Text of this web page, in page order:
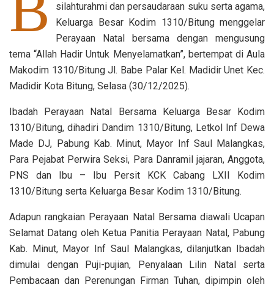
silahturahmi dan persaudaraan suku serta agama,
Keluarga Besar Kodim 1310/Bitung menggelar
Perayaan Natal bersama dengan mengusung
tema “Allah Hadir Untuk Menyelamatkan”, bertempat di Aula
Makodim 1310/Bitung Jl. Babe Palar Kel. Madidir Unet Kec.
Madidir Kota Bitung, Selasa (30/12/2025).
Ibadah Perayaan Natal Bersama Keluarga Besar Kodim
1310/Bitung, dihadiri Dandim 1310/Bitung, Letkol Inf Dewa
Made DJ, Pabung Kab. Minut, Mayor Inf Saul Malangkas,
Para Pejabat Perwira Seksi, Para Danramil jajaran, Anggota,
PNS dan Ibu – Ibu Persit KCK Cabang LXII Kodim
1310/Bitung serta Keluarga Besar Kodim 1310/Bitung.
Adapun rangkaian Perayaan Natal Bersama diawali Ucapan
Selamat Datang oleh Ketua Panitia Perayaan Natal, Pabung
Kab. Minut, Mayor Inf Saul Malangkas, dilanjutkan Ibadah
dimulai dengan Puji-pujian, Penyalaan Lilin Natal serta
Pembacaan dan Perenungan Firman Tuhan, dipimpin oleh